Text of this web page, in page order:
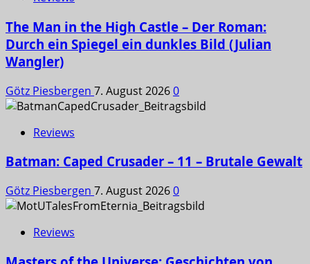
The Man in the High Castle – Der Roman:
Durch ein Spiegel ein dunkles Bild (Julian
Wangler)
Götz Piesbergen 7. August 20260
Reviews
Batman: Caped Crusader – 11 – Brutale Gewalt
Götz Piesbergen 7. August 20260
Reviews